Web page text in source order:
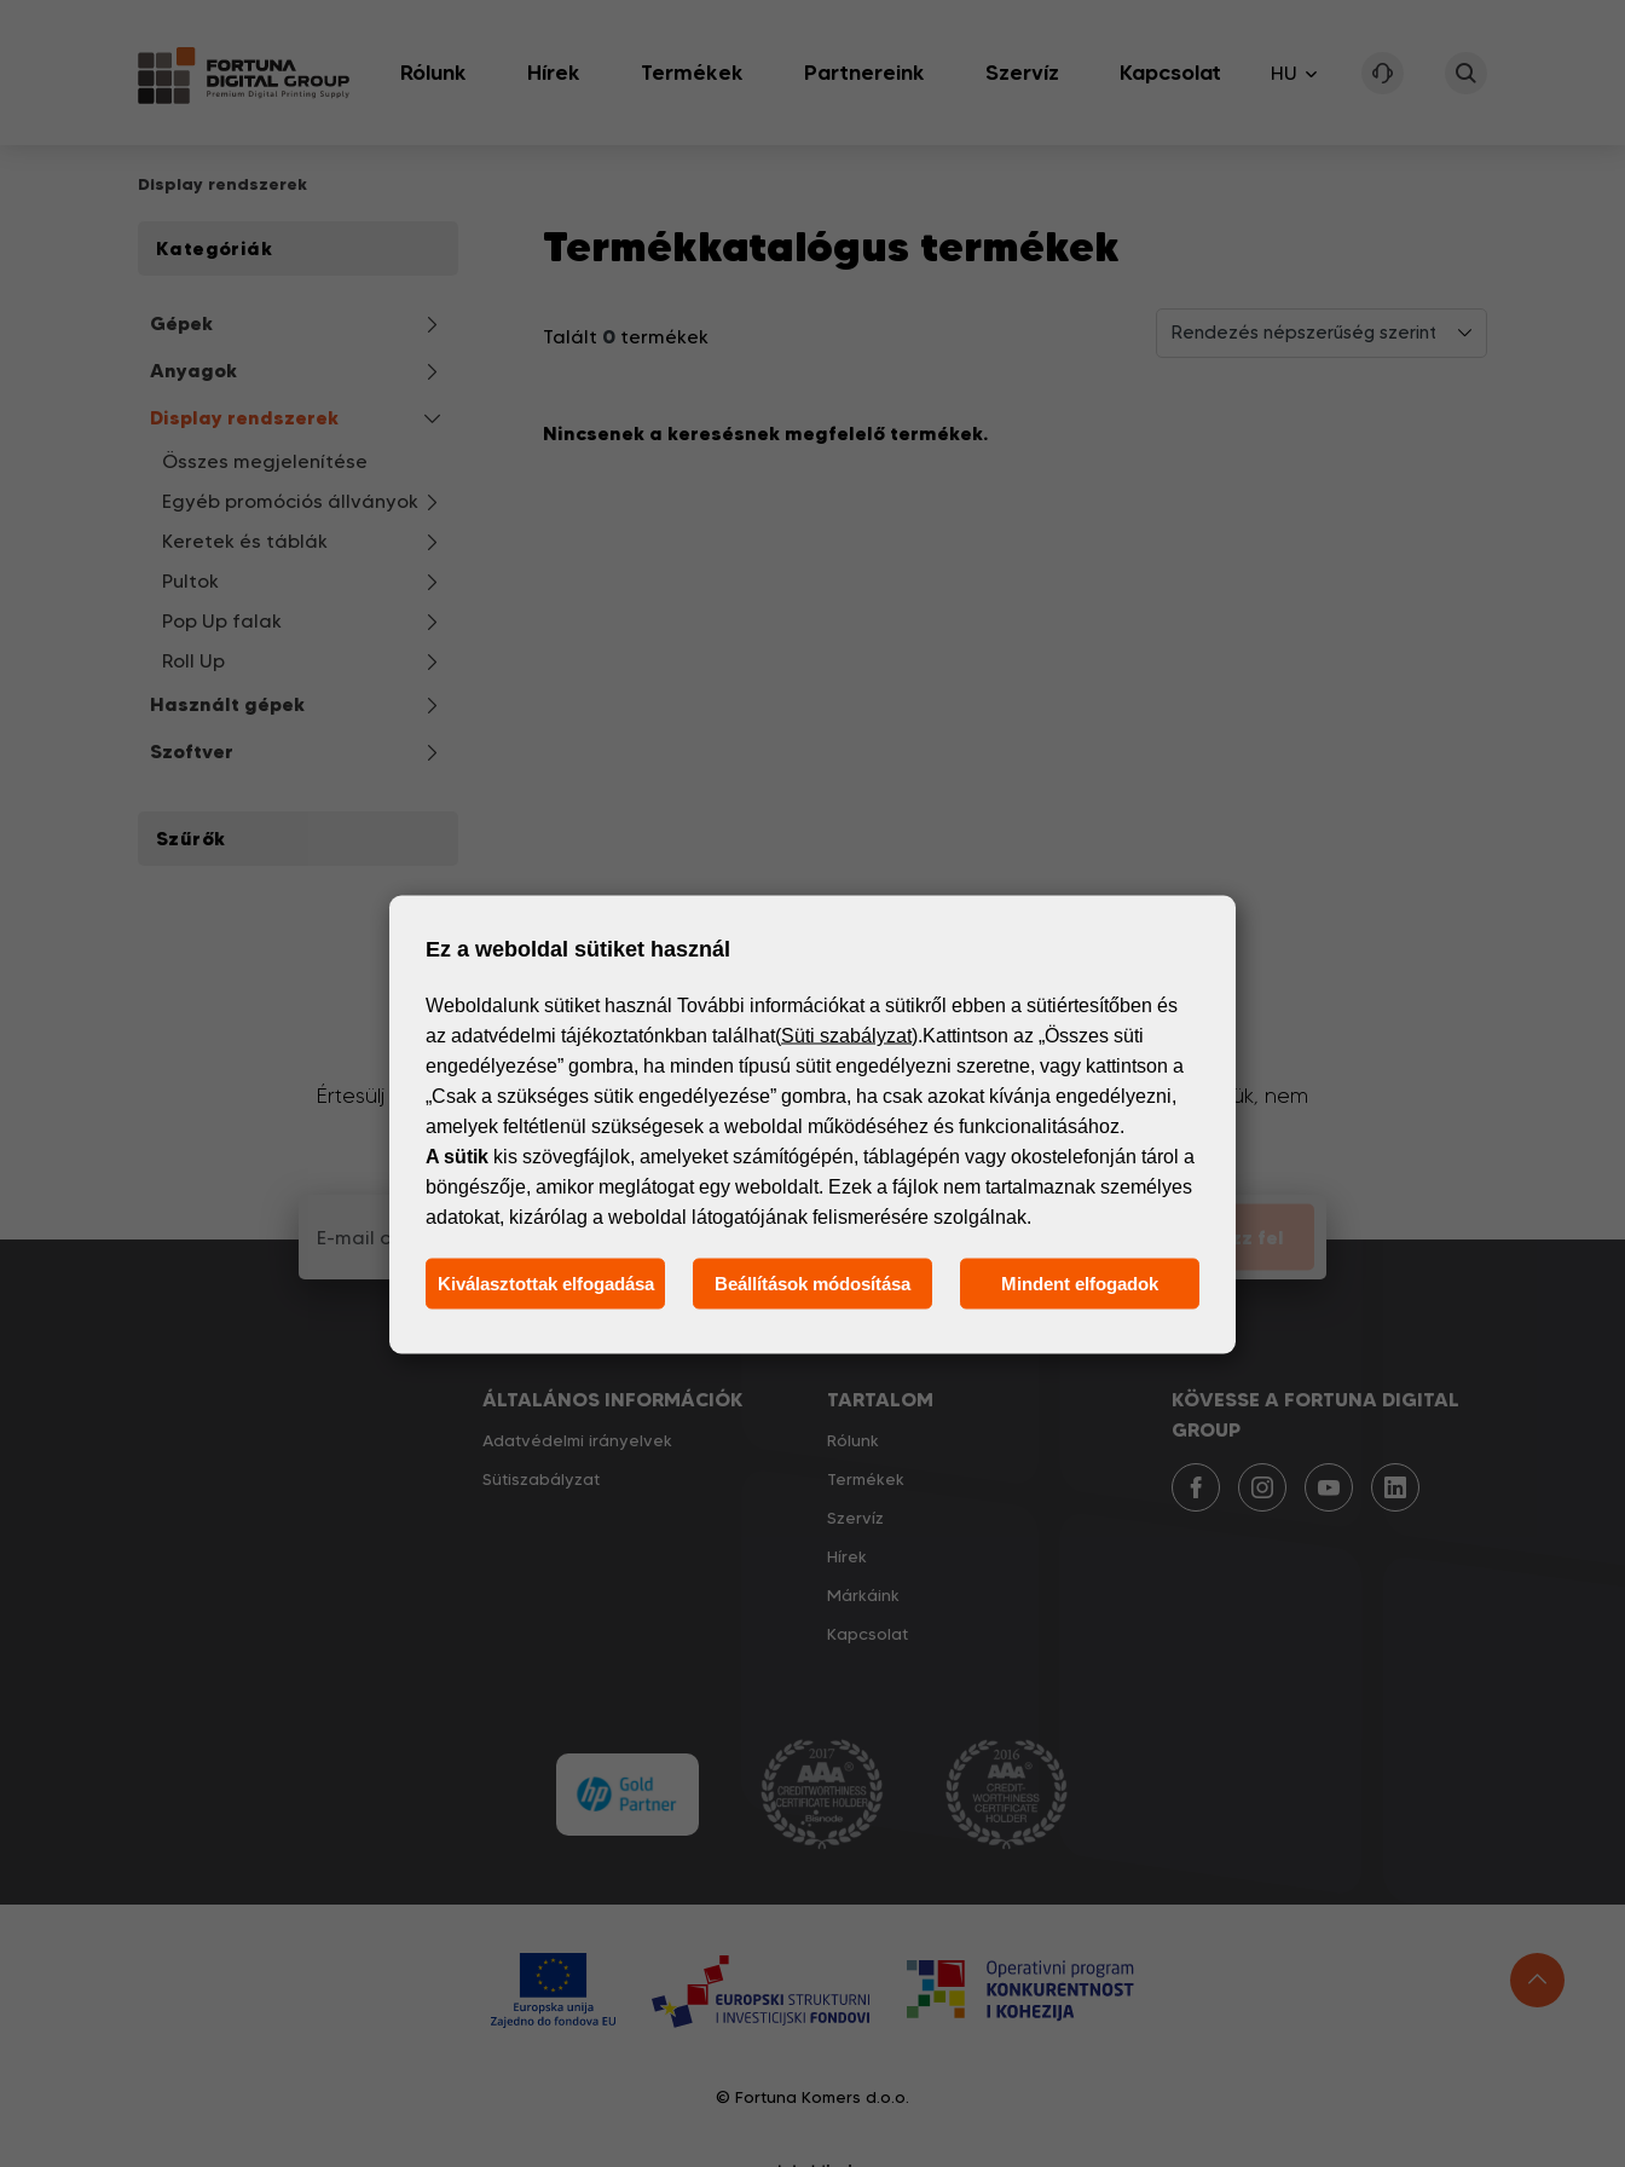
Rólunk Hírek Termékek Partnereink Szervíz Kapcsolat HU
Display rendszerek
Kategóriák
Gépek
Anyagok
Display rendszerek
Összes megjelenítése
Egyéb promóciós állványok
Keretek és táblák
Pultok
Pop Up falak
Roll Up
Használt gépek
Szoftver
Szűrők
Termékkatalógus termékek
Talált 0termékek Rendezés népszerűség szerint
Nincsenek a keresésnek megfelelő termékek.
Iratkozz fel a hírlevélre!
Értesülj elsőként a digitális nyomtatás világának legfrissebb eseményeiről és termékeiről. Ígérjük, nem
küldünk spamet – csak releváns és hasznos információkat osztunk meg.
Iratkozz fel
Elfogadoma GDPR általános feltételei
ÁLTALÁNOS INFORMÁCIÓK
Adatvédelmi irányelvek
Sütiszabályzat
TARTALOM
Rólunk
Termékek
Szervíz
Hírek
Márkáink
Kapcsolat
KÖVESSE A FORTUNA DIGITAL
GROUP
© Fortuna Komers d.o.o.
Ez a weboldal sütiket használ
Weboldalunk sütiket használ További információkat a sütikről ebben a sütiértesítőben és
az adatvédelmi tájékoztatónkban találhat(Süti szabályzat).Kattintson az „Összes süti
engedélyezése” gombra, ha minden típusú sütit engedélyezni szeretne, vagy kattintson a
„Csak a szükséges sütik engedélyezése” gombra, ha csak azokat kívánja engedélyezni,
amelyek feltétlenül szükségesek a weboldal működéséhez és funkcionalitásához.
A sütik kis szövegfájlok, amelyeket számítógépén, táblagépén vagy okostelefonján tárol a
böngészője, amikor meglátogat egy weboldalt. Ezek a fájlok nem tartalmaznak személyes
adatokat, kizárólag a weboldal látogatójának felismerésére szolgálnak.
Kiválasztottak elfogadása Beállítások módosítása Mindent elfogadok